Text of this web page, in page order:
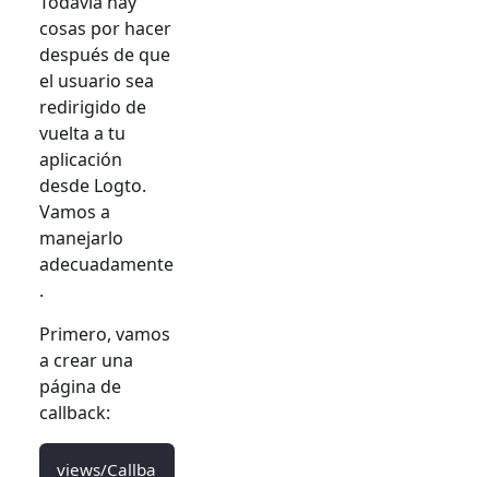
cosas por hacer
después de que
el usuario sea
redirigido de
vuelta a tu
aplicación
desde Logto.
Vamos a
manejarlo
adecuadamente
.
Primero, vamos
a crear una
página de
callback:
views/Callba